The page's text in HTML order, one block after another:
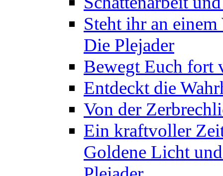
Steht ihr an
Die Plejader
Bewegt Euch fort
Entdeckt die
Von der
Ein kraftvoller
Goldene Licht